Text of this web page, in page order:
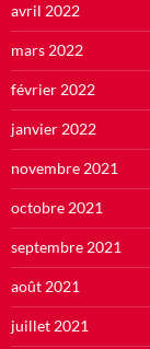
avril 2022
mars 2022
février 2022
janvier 2022
novembre 2021
octobre 2021
septembre 2021
août 2021
juillet 2021